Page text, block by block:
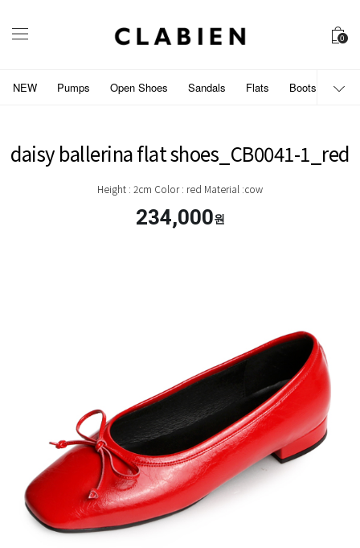
0
NEW Pumps Open Shoes Sandals Flats Boots 개
daisy ballerina flat shoes_CB0041-1_red
Height : 2cm Color : red Material :cow
234,000원